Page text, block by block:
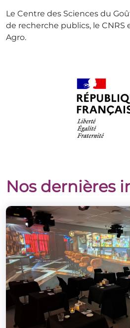
Le Centre des Sciences du
de recherche publics, le
Agro.
Nos dernières